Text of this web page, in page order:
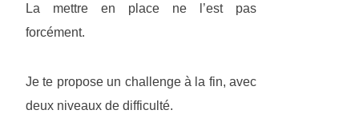
La mettre en place ne l’est pas
forcément.
Je te propose un challenge à la fin, avec
deux niveaux de difficulté.